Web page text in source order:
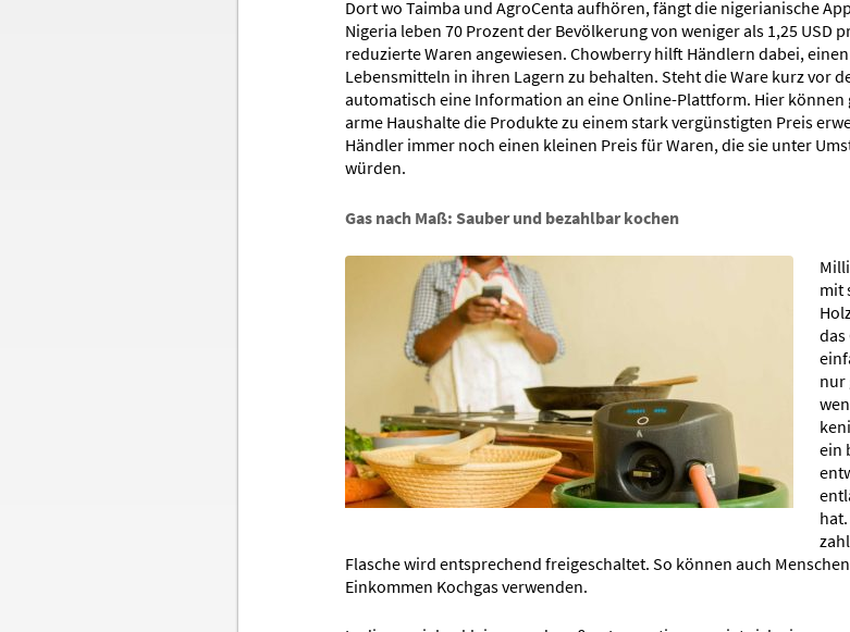
Dort wo Taimba und AgroCenta aufhören, fängt die nigerianische App
Nigeria leben 70 Prozent der Bevölkerung von weniger als 1,25 USD
reduzierte Waren angewiesen. Chowberry hilft Händlern dabei,
Lebensmitteln in ihren Lagern zu behalten. Steht die Ware kurz vor
automatisch eine Information an eine Online-Plattform. Hier
arme Haushalte die Produkte zu einem stark vergünstigten Preis
Händler immer noch einen kleinen Preis für Waren, die sie unter
würden.
Gas nach Maß: Sauber und bezahlbar kochen
mit
das
nur
ein
Flasche wird entsprechend freigeschaltet. So können auch
Einkommen Kochgas verwenden.